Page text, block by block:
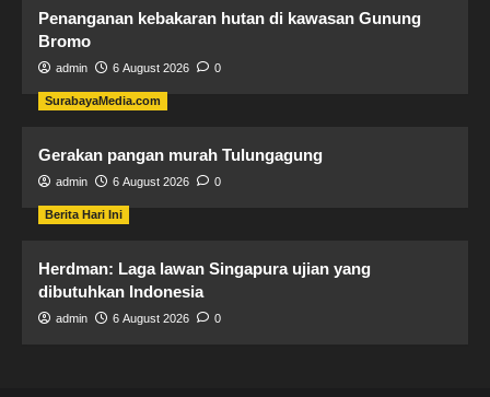
Penanganan kebakaran hutan di kawasan Gunung
Bromo
admin 6 August 2026 0
SurabayaMedia.com
Gerakan pangan murah Tulungagung
admin 6 August 2026 0
Berita Hari Ini
Herdman: Laga lawan Singapura ujian yang
dibutuhkan Indonesia
admin 6 August 2026 0